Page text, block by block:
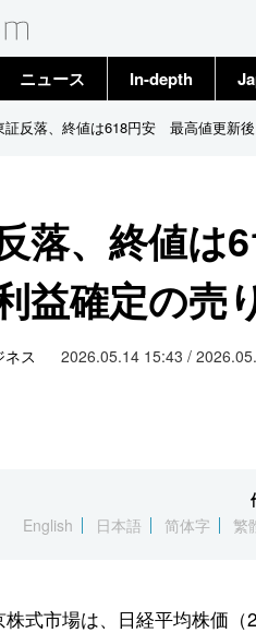
2020
ニュース
トップ
In-depth
証反落、終値は618円安 最高値更新後
落、終値
益確定の売
ス 2026.05.14 15:43 /
English
日本語 简体字 繁
株式市場は、日経平均株価